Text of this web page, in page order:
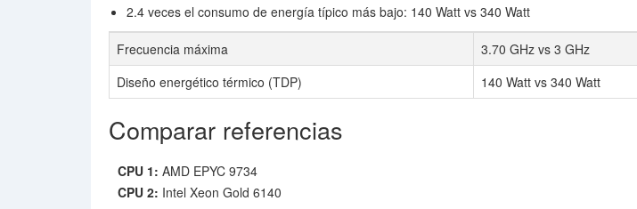
2.4 veces el consumo de energía típico más bajo: 140 Watt vs 340 Watt
Frecuencia máxima
3.70 GHz vs 3 GHz
Diseño energético térmico (TDP)
140 Watt vs 340 Watt
Comparar referencias
CPU 1: AMD EPYC 9734
CPU 2: Intel Xeon Gold 6140